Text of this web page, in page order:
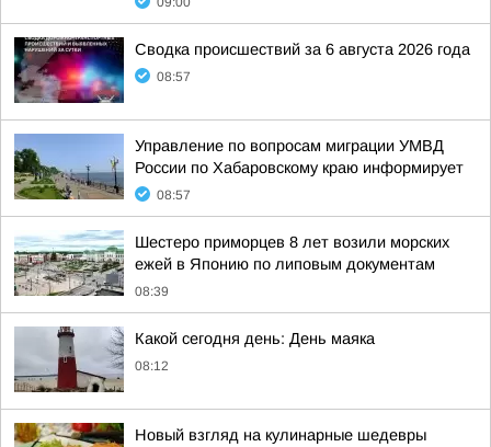
Сводка происшествий за 6 августа 2026 года
08:57
Управление по вопросам миграции УМВД
России по Хабаровскому краю информирует
08:57
Шестеро приморцев 8 лет возили морских
ежей в Японию по липовым документам
08:39
Какой сегодня день: День маяка
08:12
Новый взгляд на кулинарные шедевры